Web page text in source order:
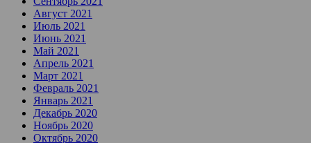
Август 2021
Июль 2021
Июнь 2021
Май 2021
Апрель 2021
Март 2021
Февраль 2021
Январь 2021
Декабрь 2020
Ноябрь 2020
Октябрь 2020